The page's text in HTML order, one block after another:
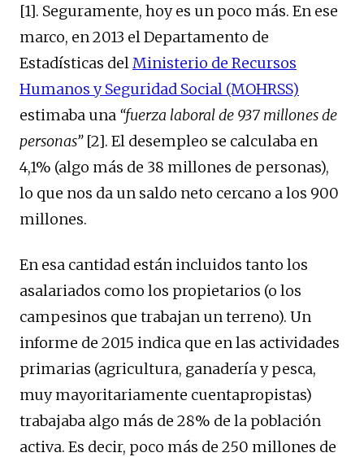
[1]. Seguramente, hoy es un poco más. En ese
marco, en 2013 el Departamento de
Estadísticas delMinisterio de Recursos
Humanos y Seguridad Social (MOHRSS)
estimaba una “fuerza laboral de 937 millones de
personas”[2]. El desempleo se calculaba en
4,1% (algo más de 38 millones de personas),
lo que nos da un saldo neto cercano a los 900
millones.
En esa cantidad están incluidos tanto los
asalariados como los propietarios (o los
campesinos que trabajan un terreno). Un
informe de 2015 indica que en las actividades
primarias (agricultura, ganadería y pesca,
muy mayoritariamente cuentapropistas)
trabajaba algo más de 28% de la población
activa. Es decir, poco más de 250 millones de